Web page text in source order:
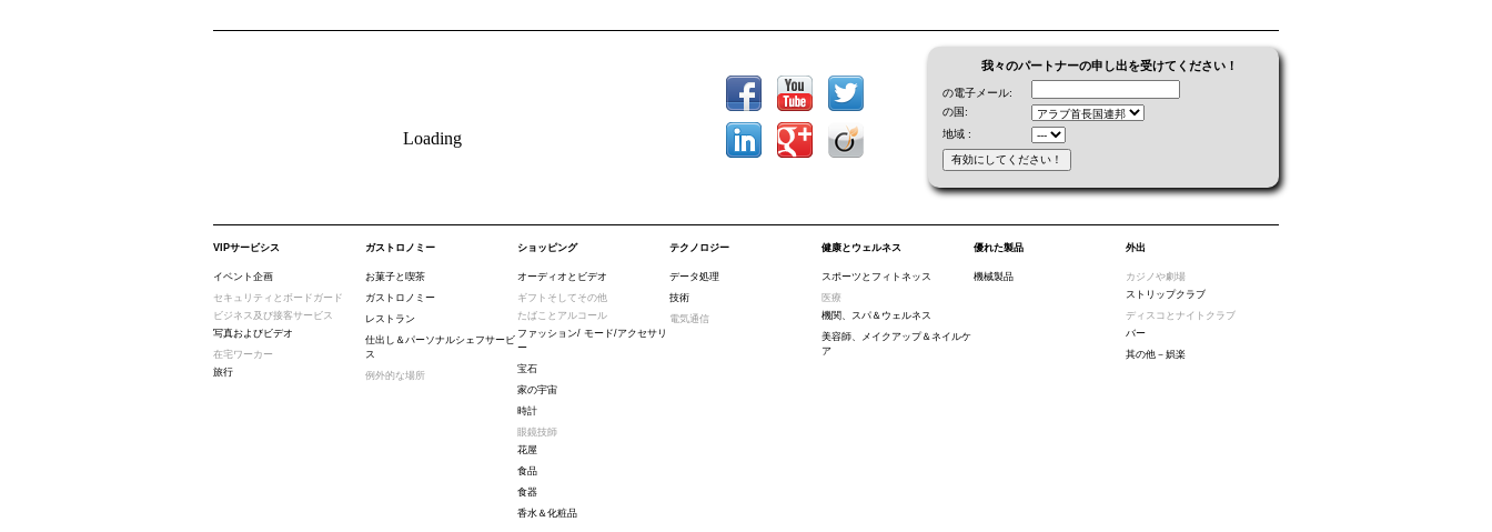
Loading
我々のパートナーの申し出を受けてください！
の電子メール:
の国:
地域 :
VIPサービシス
イベント企画
セキュリティとボードガード
ビジネス及び接客サービス
写真およびビデオ
在宅ワーカー
旅行
ガストロノミー
お菓子と喫茶
ガストロノミー
レストラン
仕出し＆パーソナルシェフサービ
ス
例外的な場所
ショッピング
オーディオとビデオ
ギフトそしてその他
たばことアルコール
ファッション/ モード/アクセサリ
ー
宝石
家の宇宙
時計
眼鏡技師
花屋
食品
食器
香水＆化粧品
テクノロジー
データ処理
技術
電気通信
健康とウェルネス
スポーツとフィトネッス
医療
機関、スパ＆ウェルネス
美容師、メイクアップ＆ネイルケ
ア
優れた製品
機械製品
外出
カジノや劇場
ストリップクラブ
ディスコとナイトクラブ
バー
其の他－娯楽